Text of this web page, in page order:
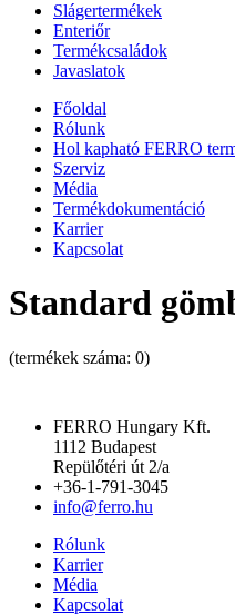
Slágertermékek
Enteriőr
Termékcsaládok
Javaslatok
Főoldal
Rólunk
Hol kapható FERRO
Szerviz
Média
Termékdokumentáció
Karrier
Kapcsolat
Standard
(termékek száma: 0)
FERRO Hungary Kft.
1112 Budapest
Repülőtéri út 2/a
+36-1-791-3045
info@ferro.hu
Rólunk
Karrier
Média
Kapcsolat